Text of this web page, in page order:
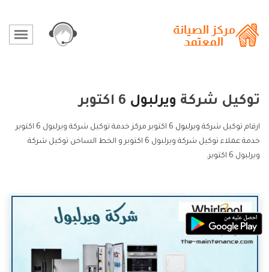
توكيل شركة ويرلبول
ارقام توكيل شركة ويرلبول
6 اكتوبر مركز خدمة توكيل شركة ويرلبول 6 اكتوبر
خدمة عملاء توكيل شركة ويرلبول 6 اكتوبر و الخط الساخن توكيل شركة
ويرلبول 6 اكتوبر.